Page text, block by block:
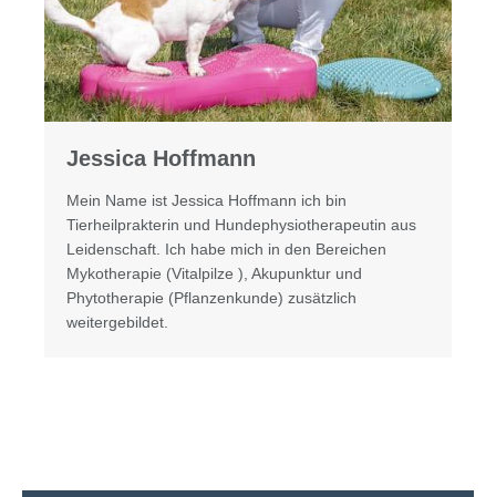
Jessica Hoffmann
Mein Name ist Jessica Hoffmann ich bin
Tierheilprakterin und Hundephysiotherapeutin aus
Leidenschaft. Ich habe mich in den Bereichen
Mykotherapie (Vitalpilze ), Akupunktur und
Phytotherapie (Pflanzenkunde) zusätzlich
weitergebildet.